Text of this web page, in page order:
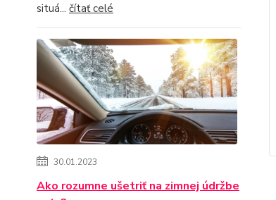
situá... čítať celé
30.01.2023
Ako rozumne ušetriť na zimnej údržbe